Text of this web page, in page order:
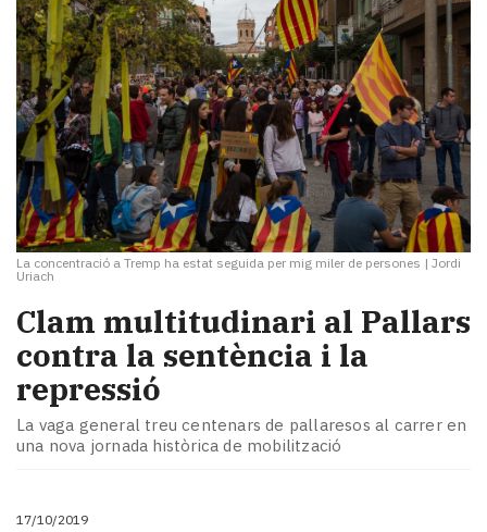
La concentració a Tremp ha estat seguida per mig miler de persones | Jordi
Uriach
Clam multitudinari al Pallars
contra la sentència i la
repressió
La vaga general treu centenars de pallaresos al carrer en
una nova jornada històrica de mobilització
17/10/2019